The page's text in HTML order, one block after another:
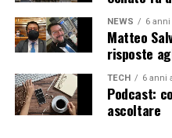
NEWS 6 anni
Matteo
risposte
TECH 6 anni
Podcast:
ascoltare